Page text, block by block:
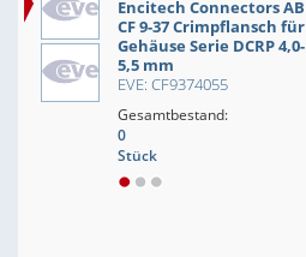
Encitech Connectors AB
CF 9-37 Crimpflansch für
Gehäuse Serie DCRP 4,0-
5,5 mm
EVE: CF9374055
Gesamtbestand:
0
Stück